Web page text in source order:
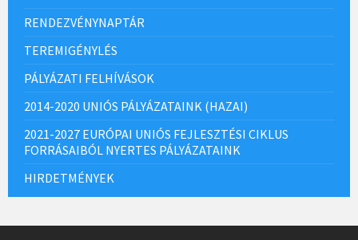
RENDEZVÉNYNAPTÁR
TEREMIGÉNYLÉS
PÁLYÁZATI FELHÍVÁSOK
2014-2020 UNIÓS PÁLYÁZATAINK (HAZAI)
2021-2027 EURÓPAI UNIÓS FEJLESZTÉSI CIKLUS
FORRÁSAIBÓL NYERTES PÁLYÁZATAINK
HIRDETMÉNYEK